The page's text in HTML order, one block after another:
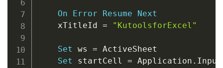
On Error Resume
Next
    xTitleId
= "KutoolsforExcel"
Set ws = ActiveSheet
Set startCell = Application .